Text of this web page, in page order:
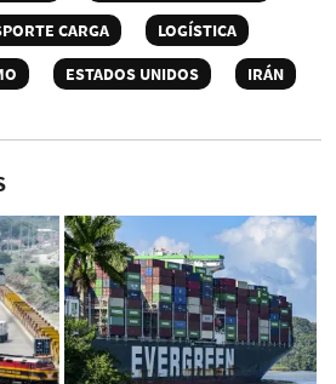
CARGA
LOGÍSTICA
ESTADOS UNIDOS
IRÁN